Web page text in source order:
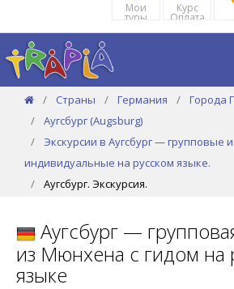
Мои
туры
Курс
Оплата
Страны Германия
Города
Аугсбург (Augsburg)
Экскурсии в Аугсбург — групповые и
индивидуальные на русском языке.
Аугсбург. Экскурсия.
Аугсбург —
из Мюнхена с гидом на
языке